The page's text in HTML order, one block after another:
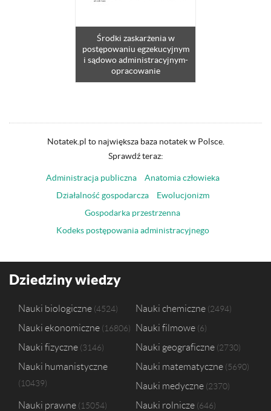
Środki zaskarżenia w
postępowaniu egzekucyjnym
i sądowo administracyjnym-
opracowanie
Notatek.pl to największa baza notatek w Polsce.
Sprawdź teraz:
Administracja publiczna
Anatomia człowieka
Działalność gospodarcza
Ewolucjonizm
Gospodarka przestrzenna
Kodeks postępowania administracyjnego
Dziedziny wiedzy
Nauki biologiczne 4524 Nauki chemiczne 2494
Nauki ekonomiczne 16806 Nauki filmowe 6
Nauki fizyczne 3146 Nauki geograficzne 2730
Nauki humanistyczne
10439
Nauki matematyczne 5690
Nauki medyczne 2370
Nauki prawne 15054 Nauki rolnicze 646